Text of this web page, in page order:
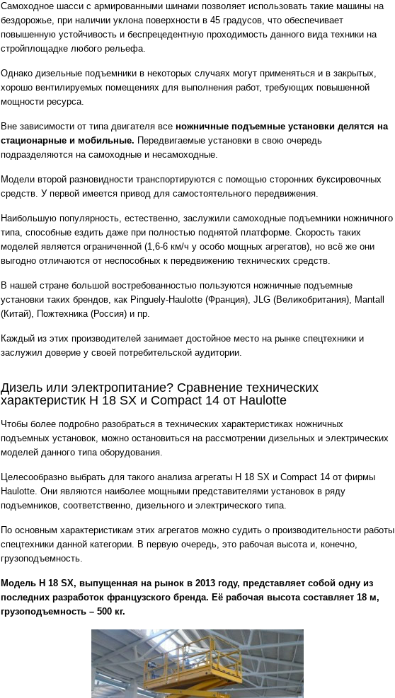
Самоходное шасси с армированными шинами позволяет использовать такие машины на
бездорожье, при наличии уклона поверхности в 45 градусов, что обеспечивает
повышенную устойчивость и беспрецедентную проходимость данного вида техники на
стройплощадке любого рельефа.
Однако дизельные подъемники в некоторых случаях могут применяться и в закрытых,
хорошо вентилируемых помещениях для выполнения работ, требующих повышенной
мощности ресурса.
Вне зависимости от типа двигателя все ножничные подъемные установки делятся на
стационарные и мобильные. Передвигаемые установки в свою очередь
подразделяются на самоходные и несамоходные.
Модели второй разновидности транспортируются с помощью сторонних буксировочных
средств. У первой имеется привод для самостоятельного передвижения.
Наибольшую популярность, естественно, заслужили самоходные подъемники ножничного
типа, способные ездить даже при полностью поднятой платформе. Скорость таких
моделей является ограниченной (1,6-6 км/ч у особо мощных агрегатов), но всё же они
выгодно отличаются от неспособных к передвижению технических средств.
В нашей стране большой востребованностью пользуются ножничные подъемные
установки таких брендов, как Pinguely-Haulotte (Франция), JLG (Великобритания), Mantall
(Китай), Пожтехника (Россия) и пр.
Каждый из этих производителей занимает достойное место на рынке спецтехники и
заслужил доверие у своей потребительской аудитории.
Дизель или электропитание? Сравнение технических
характеристик H 18 SX и Compact 14 от Haulotte
Чтобы более подробно разобраться в технических характеристиках ножничных
подъемных установок, можно остановиться на рассмотрении дизельных и электрических
моделей данного типа оборудования.
Целесообразно выбрать для такого анализа агрегаты H 18 SX и Compact 14 от фирмы
Haulotte. Они являются наиболее мощными представителями установок в ряду
подъемников, соответственно, дизельного и электрического типа.
По основным характеристикам этих агрегатов можно судить о производительности работы
спецтехники данной категории. В первую очередь, это рабочая высота и, конечно,
грузоподъемность.
Модель H 18 SX, выпущенная на рынок в 2013 году, представляет собой одну из
последних разработок французского бренда. Её рабочая высота составляет 18 м,
грузоподъемность – 500 кг.